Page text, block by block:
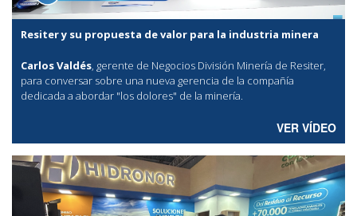
Resiter y su propuesta de valor para la industria minera
Carlos Valdés, gerente de Negocios División Minería de Resiter,
para conversar sobre una nueva gerencia de la compañía
dedicada a abordar "los dolores" de la minería.
VER VÍDEO